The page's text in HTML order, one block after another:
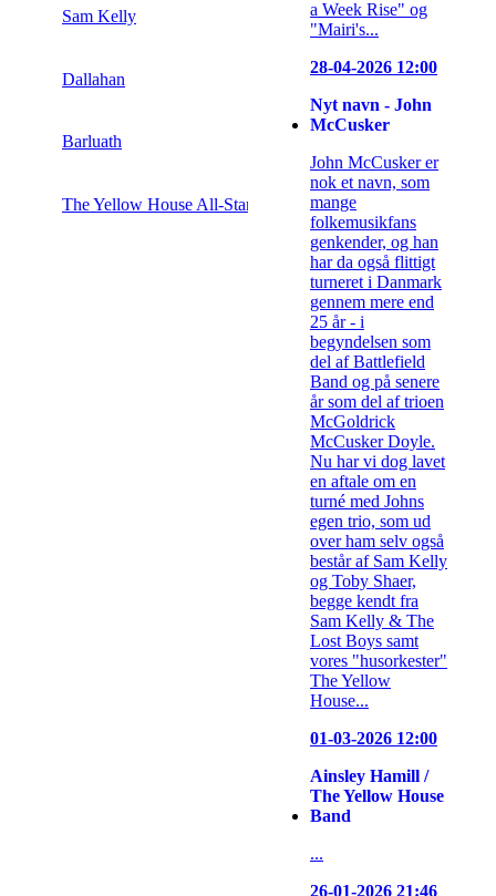
Sam Kelly
Dallahan
Barluath
The Yellow House All-Star Band
a Week Rise" og
"Mairi's...
28-04-2026 12:00
Nyt navn - John
McCusker
John McCusker er
nok et navn, som
mange
folkemusikfans
genkender, og han
har da også flittigt
turneret i Danmark
gennem mere end
25 år - i
begyndelsen som
del af Battlefield
Band og på senere
år som del af trioen
McGoldrick
McCusker Doyle.
Nu har vi dog lavet
en aftale om en
turné med Johns
egen trio, som ud
over ham selv også
består af Sam Kelly
og Toby Shaer,
begge kendt fra
Sam Kelly & The
Lost Boys samt
vores "husorkester"
The Yellow
House...
01-03-2026 12:00
Ainsley Hamill /
The Yellow House
Band
...
26-01-2026 21:46